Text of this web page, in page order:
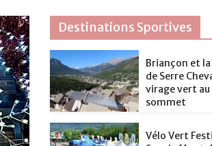
Destinations Sportives
Briançon et la
de Serre
virage vert au
sommet
Vélo Vert